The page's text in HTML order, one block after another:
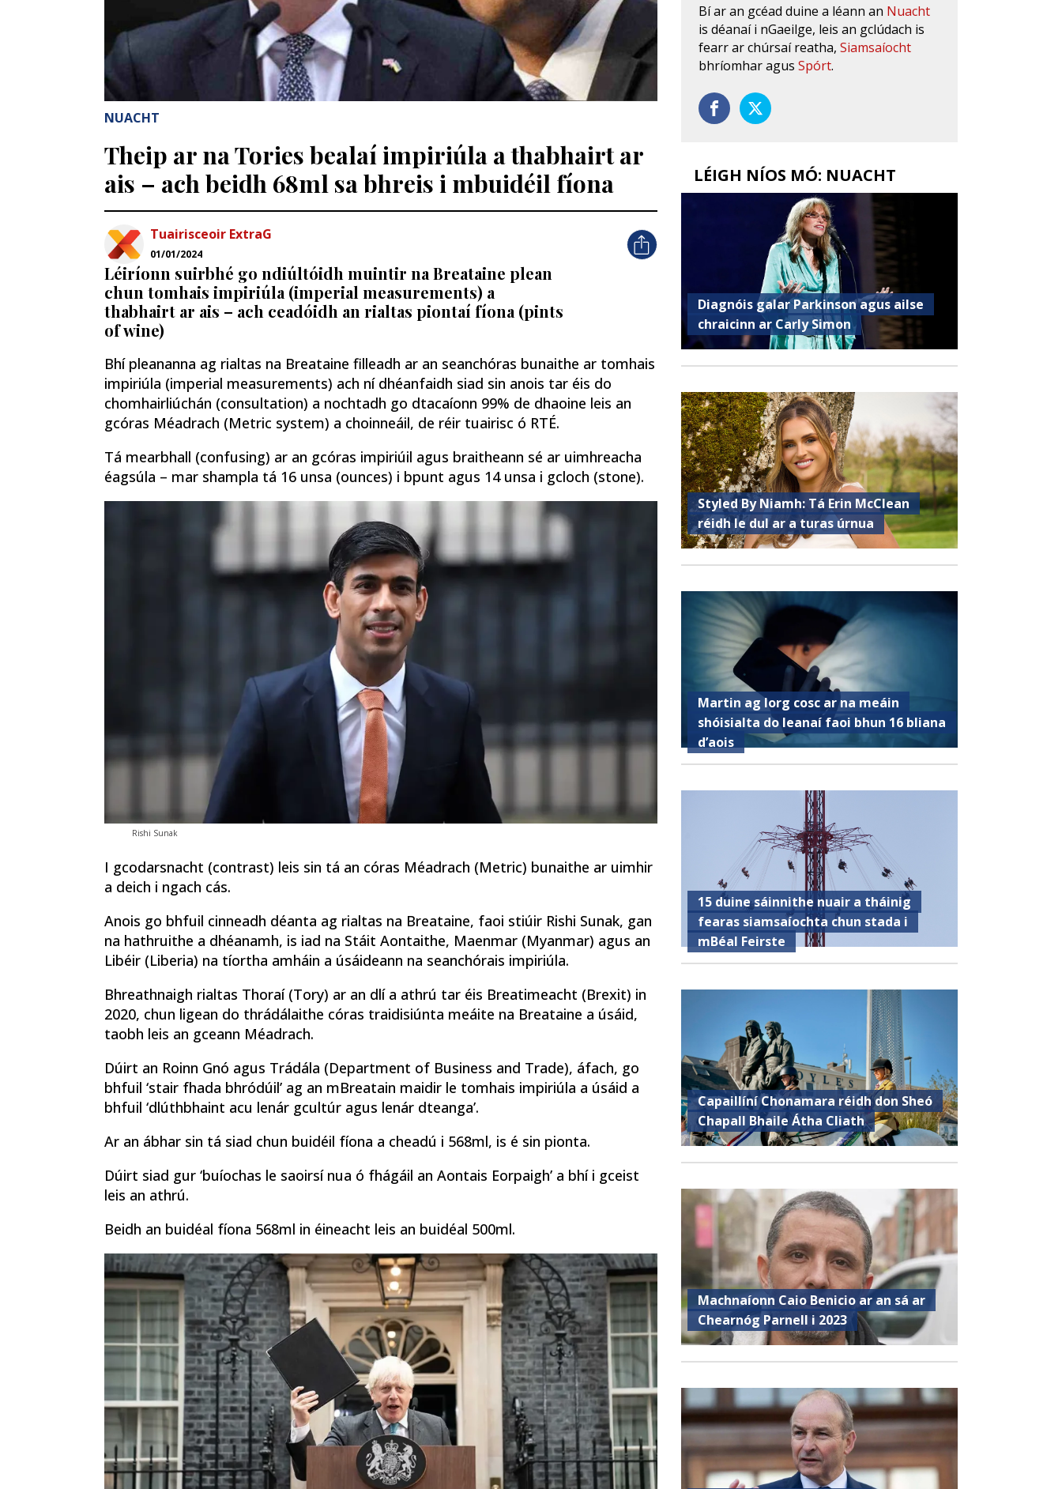
NUACHT
Theip ar na Tories bealaí impiriúla a thabhairt ar
ais – ach beidh 68ml sa bhreis i mbuidéil fíona
Tuairisceoir ExtraG
01/01/2024
Léiríonn suirbhé go ndiúltóidh muintir na Breataine plean
chun tomhais impiriúla (imperial measurements) a
thabhairt ar ais – ach ceadóidh an rialtas piontaí fíona (pints
of wine)
Bhí pleananna ag rialtas na Breataine filleadh ar an seanchóras bunaithe ar tomhais
impiriúla (imperial measurements) ach ní dhéanfaidh siad sin anois tar éis do
chomhairliúchán (consultation) a nochtadh go dtacaíonn 99% de dhaoine leis an
gcóras Méadrach (Metric system) a choinneáil, de réir tuairisc ó RTÉ.
Tá mearbhall (confusing) ar an gcóras impiriúil agus braitheann sé ar uimhreacha
éagsúla – mar shampla tá 16 unsa (ounces) i bpunt agus 14 unsa i gcloch (stone).
Rishi Sunak
I gcodarsnacht (contrast) leis sin tá an córas Méadrach (Metric) bunaithe ar uimhir
a deich i ngach cás.
Anois go bhfuil cinneadh déanta ag rialtas na Breataine, faoi stiúir Rishi Sunak, gan
na hathruithe a dhéanamh, is iad na Stáit Aontaithe, Maenmar (Myanmar) agus an
Libéir (Liberia) na tíortha amháin a úsáideann na seanchórais impiriúla.
Bhreathnaigh rialtas Thoraí (Tory) ar an dlí a athrú tar éis Breatimeacht (Brexit) in
2020, chun ligean do thrádálaithe córas traidisiúnta meáite na Breataine a úsáid,
taobh leis an gceann Méadrach.
Dúirt an Roinn Gnó agus Trádála (Department of Business and Trade), áfach, go
bhfuil ‘stair fhada bhródúil’ ag an mBreatain maidir le tomhais impiriúla a úsáid a
bhfuil ‘dlúthbhaint acu lenár gcultúr agus lenár dteanga’.
Ar an ábhar sin tá siad chun buidéil fíona a cheadú i 568ml, is é sin pionta.
Dúirt siad gur ‘buíochas le saoirsí nua ó fhágáil an Aontais Eorpaigh’ a bhí i gceist
leis an athrú.
Beidh an buidéal fíona 568ml in éineacht leis an buidéal 500ml.
Bí ar an gcéad duine a léann an Nuacht
is déanaí i nGaeilge, leis an gclúdach is
fearr ar chúrsaí reatha,Siamsaíocht
bhríomhar agusSpórt.
LÉIGH NÍOS MÓ: NUACHT
Diagnóis galar Parkinson agus ailse
chraicinn ar Carly Simon
Styled By Niamh: Tá Erin McClean
réidh le dul ar a turas úrnua
Martin ag lorg cosc ar na meáin
shóisialta do leanaí faoi bhun 16 bliana
d’aois
15 duine sáinnithe nuair a tháinig
fearas siamsaíochta chun stada i
mBéal Feirste
Capaillíní Chonamara réidh don Sheó
Chapall Bhaile Átha Cliath
Machnaíonn Caio Benicio ar an sá ar
Chearnóg Parnell i 2023